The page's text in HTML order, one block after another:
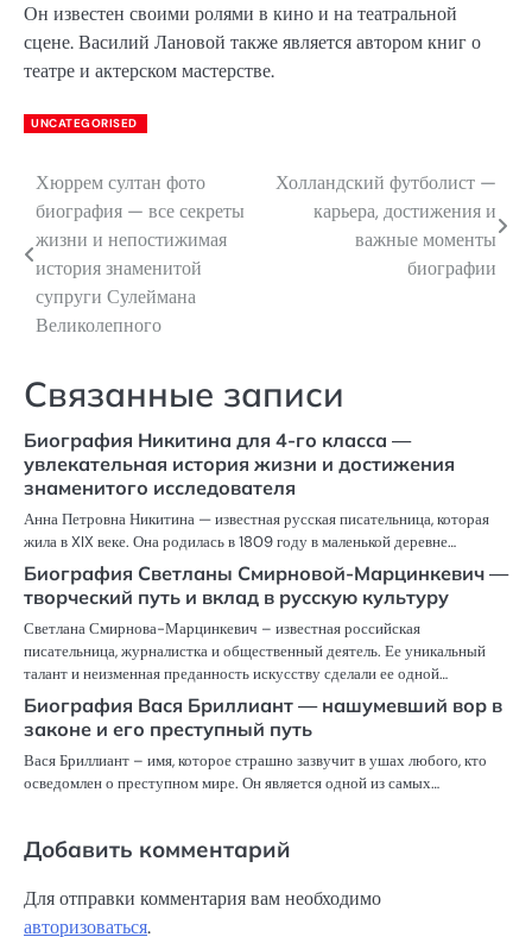
Он известен своими ролями в кино и на театральной
сцене. Василий Лановой также является автором книг о
театре и актерском мастерстве.
UNCATEGORISED
Навигация
по
записям
Хюррем султан фото
биография — все секреты
жизни и непостижимая
история знаменитой
супруги Сулеймана
Великолепного
Холландский футболист —
карьера, достижения и
важные моменты
биографии
Связанные записи
Биография Никитина для 4-го класса —
увлекательная история жизни и достижения
знаменитого исследователя
Анна Петровна Никитина — известная русская писательница, которая
жила в XIX веке. Она родилась в 1809 году в маленькой деревне…
Биография Светланы Смирновой-Марцинкевич —
творческий путь и вклад в русскую культуру
Светлана Смирнова-Марцинкевич – известная российская
писательница, журналистка и общественный деятель. Ее уникальный
талант и неизменная преданность искусству сделали ее одной…
Биография Вася Бриллиант — нашумевший вор в
законе и его преступный путь
Вася Бриллиант – имя, которое страшно зазвучит в ушах любого, кто
осведомлен о преступном мире. Он является одной из самых…
Добавить комментарий
Для отправки комментария вам необходимо
авторизоваться.